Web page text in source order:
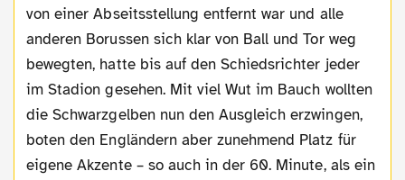
von einer Abseitsstellung entfernt war und alle
anderen Borussen sich klar von Ball und Tor weg
bewegten, hatte bis auf den Schiedsrichter jeder
im Stadion gesehen. Mit viel Wut im Bauch wollten
die Schwarzgelben nun den Ausgleich erzwingen,
boten den Engländern aber zunehmend Platz für
eigene Akzente – so auch in der 60. Minute, als ein